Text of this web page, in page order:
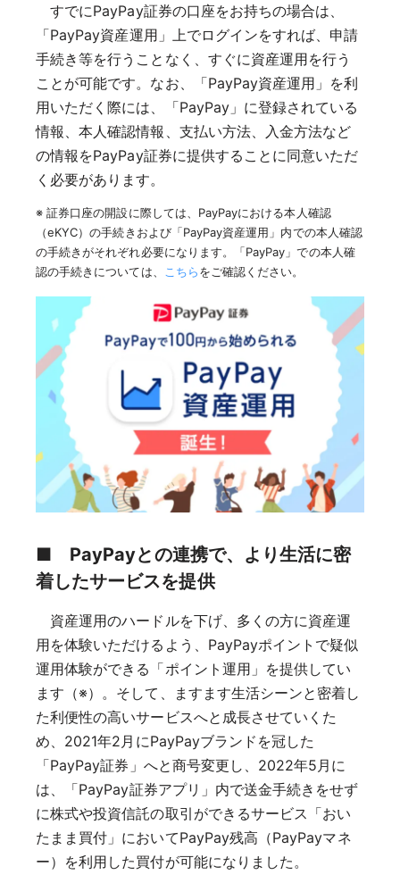
すでにPayPay証券の口座をお持ちの場合は、
「PayPay資産運用」上でログインをすれば、申請
手続き等を行うことなく、すぐに資産運用を行う
ことが可能です。なお、「PayPay資産運用」を利
用いただく際には、「PayPay」に登録されている
情報、本人確認情報、支払い方法、入金方法など
の情報をPayPay証券に提供することに同意いただ
く必要があります。
※ 証券口座の開設に際しては、PayPayにおける本人確認
（eKYC）の手続きおよび「PayPay資産運用」内での本人確認
の手続きがそれぞれ必要になります。「PayPay」での本人確
認の手続きについては、
こちらをご確認ください。
■ PayPayとの連携で、より生活に密
着したサービスを提供
資産運用のハードルを下げ、多くの方に資産運
用を体験いただけるよう、PayPayポイントで疑似
運用体験ができる「ポイント運用」を提供してい
ます（※）。そして、ますます生活シーンと密着し
た利便性の高いサービスへと成長させていくた
め、2021年2月にPayPayブランドを冠した
「PayPay証券」へと商号変更し、2022年5月に
は、「PayPay証券アプリ」内で送金手続きをせず
に株式や投資信託の取引ができるサービス「おい
たまま買付」においてPayPay残高（PayPayマネ
ー）を利用した買付が可能になりました。